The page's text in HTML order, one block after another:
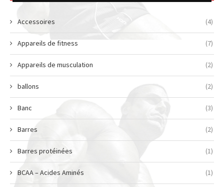
Accessoires (4)
Appareils de fitness (7)
Appareils de musculation (2)
ballons (2)
Banc (3)
Barres (2)
Barres protéinées (1)
BCAA – Acides Aminés (1)